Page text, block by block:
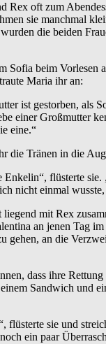
Rex oft zum
sie manchmal
die beiden
Sofia beim Vorlesen
Maria ihr an:
ist gestorben, als
einer Großmutter
eine.“
die Tränen in die
Enkelin“, flüsterte sie.
nicht einmal wusste,
mit Rex
an jenen Tag
gehen, an die
dass ihre
Sandwich und
flüsterte sie und
ein paar